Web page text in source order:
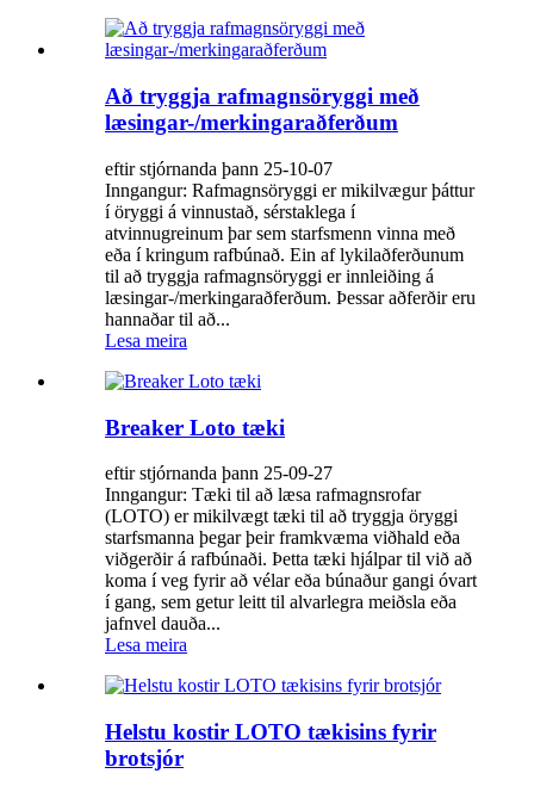
Að tryggja rafmagnsöryggi með
læsingar-/merkingaraðferðum
eftir stjórnanda þann 25-10-07
Inngangur: Rafmagnsöryggi er mikilvægur þáttur
í öryggi á vinnustað, sérstaklega í
atvinnugreinum þar sem starfsmenn vinna með
eða í kringum rafbúnað. Ein af lykilaðferðunum
til að tryggja rafmagnsöryggi er innleiðing á
læsingar-/merkingaraðferðum. Þessar aðferðir eru
hannaðar til að...
Lesa meira
Breaker Loto tæki
eftir stjórnanda þann 25-09-27
Inngangur: Tæki til að læsa rafmagnsrofar
(LOTO) er mikilvægt tæki til að tryggja öryggi
starfsmanna þegar þeir framkvæma viðhald eða
viðgerðir á rafbúnaði. Þetta tæki hjálpar til við að
koma í veg fyrir að vélar eða búnaður gangi óvart
í gang, sem getur leitt til alvarlegra meiðsla eða
jafnvel dauða...
Lesa meira
Helstu kostir LOTO tækisins fyrir
brotsjór